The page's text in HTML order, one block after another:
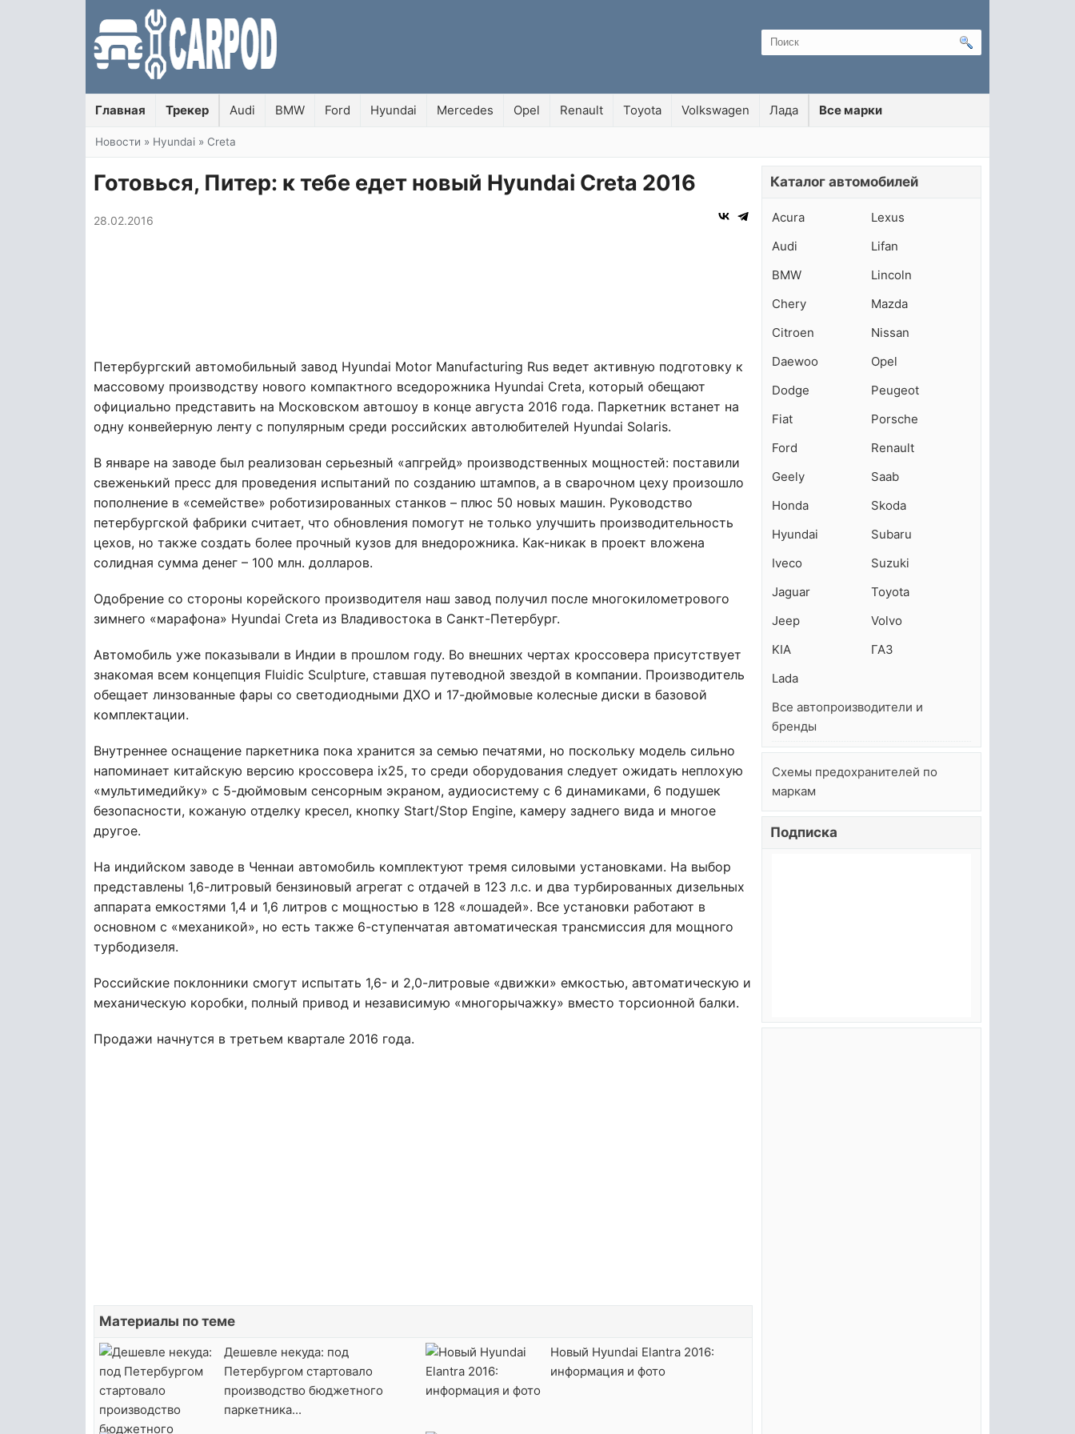
Главная Трекер Audi BMW Ford Hyundai Mercedes Opel Renault Toyota Volkswagen Лада Все марки
Вы здесь
Новости » Hyundai » Creta
Готовься, Питер: к тебе едет новый Hyundai Creta 2016
28.02.2016
Петербургский автомобильный завод Hyundai Motor Manufacturing Rus ведет активную подготовку к
массовому производству нового компактного вседорожника Hyundai Creta, который обещают
официально представить на Московском автошоу в конце августа 2016 года. Паркетник встанет на
одну конвейерную ленту с популярным среди российских автолюбителей Hyundai Solaris.
В январе на заводе был реализован серьезный «апгрейд» производственных мощностей: поставили
свеженький пресс для проведения испытаний по созданию штампов, а в сварочном цеху произошло
пополнение в «семействе» роботизированных станков – плюс 50 новых машин. Руководство
петербургской фабрики считает, что обновления помогут не только улучшить производительность
цехов, но также создать более прочный кузов для внедорожника. Как-никак в проект вложена
солидная сумма денег – 100 млн. долларов.
Одобрение со стороны корейского производителя наш завод получил после многокилометрового
зимнего «марафона» Hyundai Creta из Владивостока в Санкт-Петербург.
Автомобиль уже показывали в Индии в прошлом году. Во внешних чертах кроссовера присутствует
знакомая всем концепция Fluidic Sculpture, ставшая путеводной звездой в компании. Производитель
обещает линзованные фары со светодиодными ДХО и 17-дюймовые колесные диски в базовой
комплектации.
Внутреннее оснащение паркетника пока хранится за семью печатями, но поскольку модель сильно
напоминает китайскую версию кроссовера ix25, то среди оборудования следует ожидать неплохую
«мультимедийку» с 5-дюймовым сенсорным экраном, аудиосистему с 6 динамиками, 6 подушек
безопасности, кожаную отделку кресел, кнопку Start/Stop Engine, камеру заднего вида и многое
другое.
На индийском заводе в Ченнаи автомобиль комплектуют тремя силовыми установками. На выбор
представлены 1,6-литровый бензиновый агрегат с отдачей в 123 л.с. и два турбированных дизельных
аппарата емкостями 1,4 и 1,6 литров с мощностью в 128 «лошадей». Все установки работают в
основном с «механикой», но есть также 6-ступенчатая автоматическая трансмиссия для мощного
турбодизеля.
Российские поклонники смогут испытать 1,6- и 2,0-литровые «движки» емкостью, автоматическую и
механическую коробки, полный привод и независимую «многорычажку» вместо торсионной балки.
Продажи начнутся в третьем квартале 2016 года.
Материалы по теме
Дешевле некуда: под
Петербургом стартовало
производство бюджетного
паркетника...
Новый Hyundai Elantra 2016:
информация и фото
Каталог автомобилей
Acura
Lexus
Audi
Lifan
BMW
Lincoln
Chery
Mazda
Citroen
Nissan
Daewoo
Opel
Dodge
Peugeot
Fiat
Porsche
Ford
Renault
Geely
Saab
Honda
Skoda
Hyundai
Subaru
Iveco
Suzuki
Jaguar
Toyota
Jeep
Volvo
KIA
ГАЗ
Lada
Все автопроизводители и
бренды
Схемы предохранителей по
маркам
Подписка